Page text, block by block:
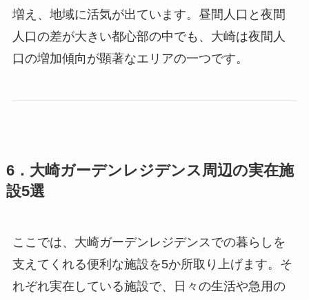
増え、地域に活気が出ています。昼間人口と夜間
人口の差が大きい都心部の中でも、大崎は夜間人
口の増加傾向が顕著なエリアの一つです。
6．大崎ガーデンレジデンス周辺の実在施
設5選
ここでは、大崎ガーデンレジデンスでの暮らしを
支えてくれる便利な施設を5か所取り上げます。そ
れぞれ実在している施設で、日々の生活や急用の